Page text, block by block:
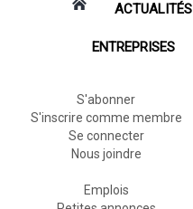
ACTUALITÉS
ENTREPRISES
S'abonner
S'inscrire comme membre
Se connecter
Nous joindre
Emplois